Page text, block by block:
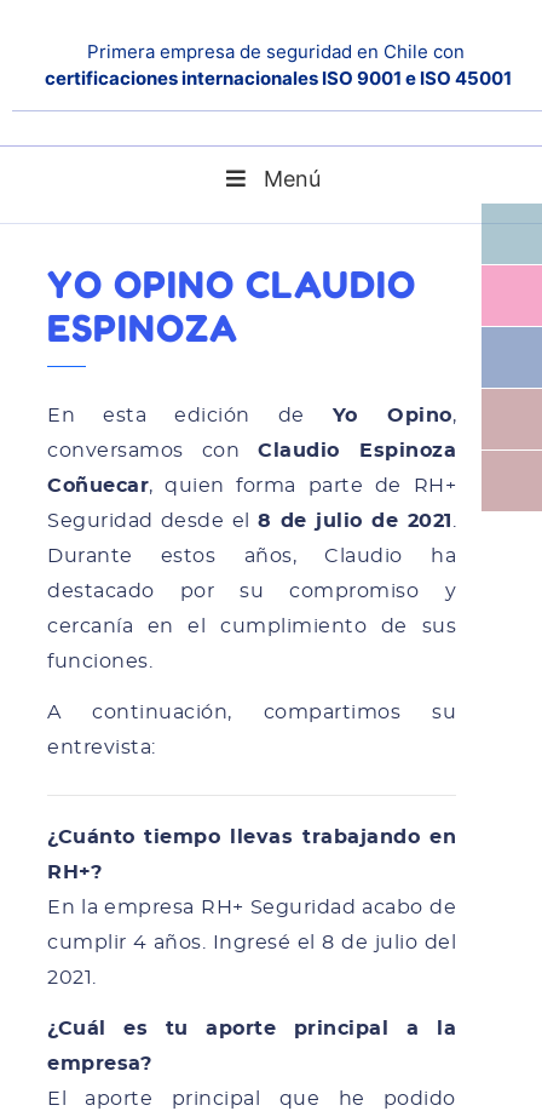
Primera empresa de seguridad en Chile con
certificaciones internacionales ISO 9001 e ISO 45001
Menú
Yo Opino Claudio Espinoza
YO OPINO CLAUDIO
ESPINOZA
En esta edición de Yo Opino,
conversamos conClaudio Espinoza
Coñuecar, quien forma parte de RH+
Seguridad desde el8 de julio de 2021
Durante estos años, Claudio ha
destacado por su compromiso y
cercanía en el cumplimiento de sus
funciones.
A continuación, compartimos su
entrevista:
¿Cuánto tiempo llevas trabajando en
RH+?
En la empresa RH+ Seguridad acabo de
cumplir 4 años. Ingresé el 8 de julio del
2021.
¿Cuál es tu aporte principal a la
empresa?
El aporte principal que he podido